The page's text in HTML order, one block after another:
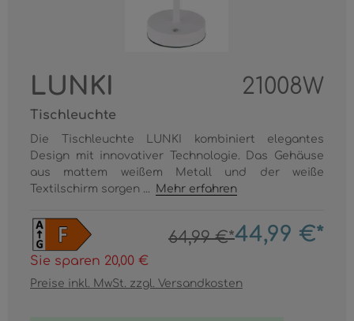
LUNKI 21008W
Tischleuchte
Die Tischleuchte LUNKI kombiniert elegantes
Design mit innovativer Technologie. Das Gehäuse
aus mattem weißem Metall und der weiße
Textilschirm sorgen ...
Mehr erfahren
64,99 €*44,99 €*
Sie sparen 20,00 €
Preise inkl. MwSt. zzgl. Versandkosten